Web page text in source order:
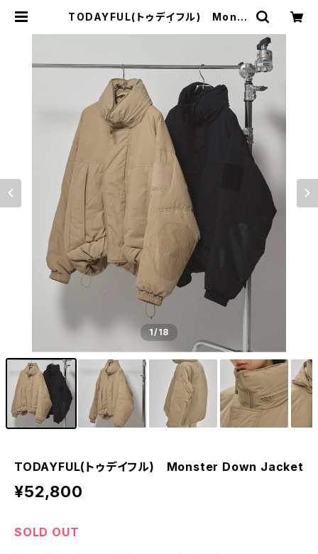
TODAYFUL(トゥデイフル) Monst
1/18
TODAYFUL(トゥデイフル) Monster Down Jacket
¥52,800
SOLD OUT